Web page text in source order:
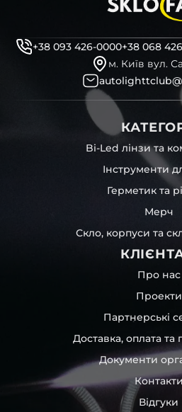
декоративні маски
професійні інструменти
бутиловий герметик для
рідини для розбирання
і також для автомобілів
BMW,
інших, які будуть на 100 %
фарою вашої моделі авто.
Фотографії скла і корпусів,
автентичні та унікальні.
професійного обладнання у
складі в Києві. З метою захисту
копіювання – на всіх
знак із нашим логотипом – для
Без письмового дозволу
будь-які фотографії з нашого
Можна придбати окремо як
так і пару чи комплект. Кожну
співробітники на складі
дбайливо запаковують спочатку
захисної стрейч-плівки, потім у
повітрям – і все це
час перевезення та цілком
пошкодження товару внаслідок
час транспортування поштою.
Детальніше про доставку…
Комплектація товару
товару можуть відрізнятися
+38 093 426-0000+38 068
м. Київ вул.
Bi-Led лінзи та
Інструменти
Герметик та
Мерч
Скло, корпуси та
Про нас
Проекти
Партнерські
Доставка, оплата
Документи
Контакти
Відгуки